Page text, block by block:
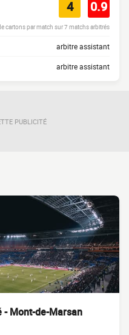
4 0.9
cartons par match sur 7 matchs arbitrés
arbitre assistant
arbitre assistant
PUBLICITÉ
- Mont-de-Marsan